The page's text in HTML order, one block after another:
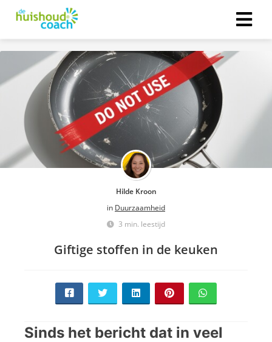
Hilde Kroon
in Duurzaamheid
3 min. leestijd
Giftige stoffen in de keuken
Sinds het bericht dat in veel